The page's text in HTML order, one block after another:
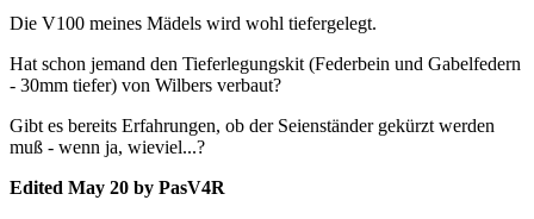
Die V100 meines Mädels wird wohl tiefergelegt.
Hat schon jemand den Tieferlegungskit (Federbein und Gabelfedern
- 30mm tiefer) von Wilbers verbaut?
Gibt es bereits Erfahrungen, ob der Seienständer gekürzt werden
muß - wenn ja, wieviel...?
Edited May 20 by PasV4R